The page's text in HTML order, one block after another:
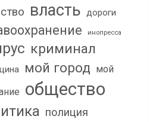
власть дороги
инопресса
криминал
мой город мой
общество
полиция